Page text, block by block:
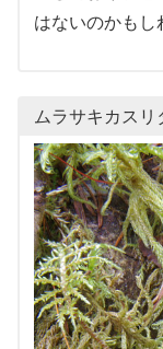
はないのかもし
ムラサキカスリ